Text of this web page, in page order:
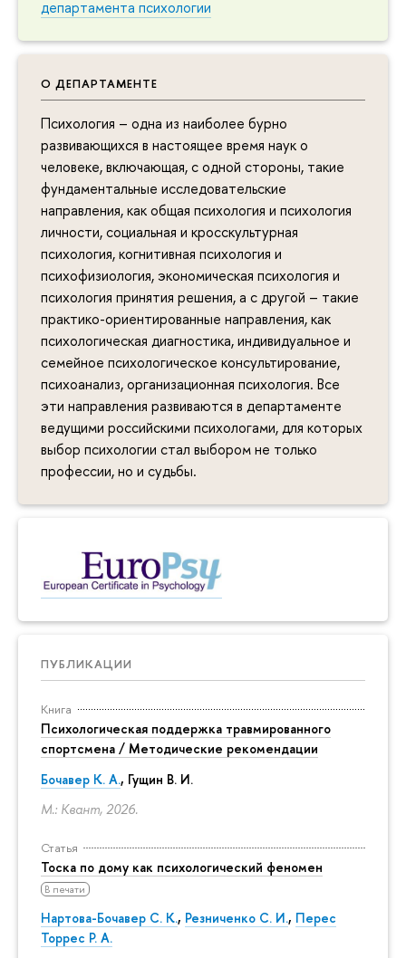
департамента психологии
О ДЕПАРТАМЕНТЕ
Психология – одна из наиболее бурно
развивающихся в настоящее время наук о
человеке, включающая, с одной стороны, такие
фундаментальные исследовательские
направления, как общая психология и психология
личности, социальная и кросскультурная
психология, когнитивная психология и
психофизиология, экономическая психология и
психология принятия решения, а с другой – такие
практико-ориентированные направления, как
психологическая диагностика, индивидуальное и
семейное психологическое консультирование,
психоанализ, организационная психология. Все
эти направления развиваются в департаменте
ведущими российскими психологами, для которых
выбор психологии стал выбором не только
профессии, но и судьбы.
ПУБЛИКАЦИИ
Книга
Психологическая поддержка травмированного
спортсмена / Методические рекомендации
Бочавер К. А., Гущин В. И.
М.: Квант, 2026.
Статья
Тоска по дому как психологический феномен
В печати
Нартова-Бочавер С. К., Резниченко С. И., Перес
Торрес Р. А.